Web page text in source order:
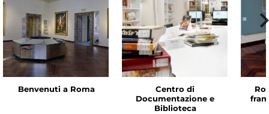
Benvenuti a Roma
Centro di
Documentazione e
Biblioteca